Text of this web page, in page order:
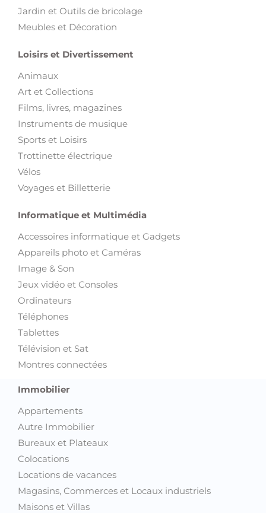
Jardin et Outils de bricolage
Meubles et Décoration
Loisirs et Divertissement
Animaux
Art et Collections
Films, livres, magazines
Instruments de musique
Sports et Loisirs
Trottinette électrique
Vélos
Voyages et Billetterie
Informatique et Multimédia
Accessoires informatique et Gadgets
Appareils photo et Caméras
Image & Son
Jeux vidéo et Consoles
Ordinateurs
Téléphones
Tablettes
Télévision et Sat
Montres connectées
Immobilier
Appartements
Autre Immobilier
Bureaux et Plateaux
Colocations
Locations de vacances
Magasins, Commerces et Locaux industriels
Maisons et Villas